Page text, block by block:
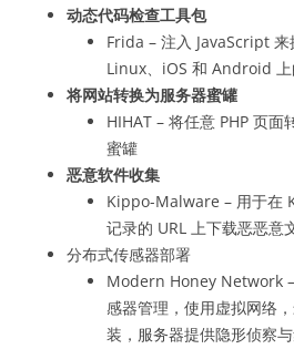
动态代码检查工具包
Frida – 注入 JavaScript 来
Linux、iOS 和 Android
将网站转换为服务器蜜罐
HIHAT – 将任意 PHP 页
蜜罐
恶意软件收集
Kippo-Malware – 用于在
记录的 URL 上下载恶恶意
分布式传感器部署
Modern Honey Network
感器管理，使用虚拟网络
装，服务器提供隐形侦察